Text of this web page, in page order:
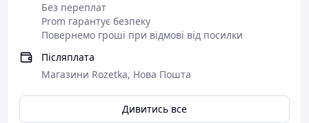
Без переплат
Prom гарантує безпеку
Повернемо гроші при відмові від посилки
Післяплата
Магазини Rozetka, Нова Пошта
Дивитись все